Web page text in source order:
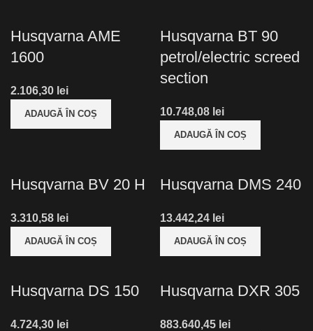
Husqvarna AME
1600
lei
ADAUGĂ ÎN COȘ
Husqvarna BT 90
petrol/electric screed
section
lei
ADAUGĂ ÎN COȘ
Husqvarna BV 20 H
lei
ADAUGĂ ÎN COȘ
Husqvarna DMS 240
lei
ADAUGĂ ÎN COȘ
Husqvarna DS 150
lei
Husqvarna DXR 305
lei